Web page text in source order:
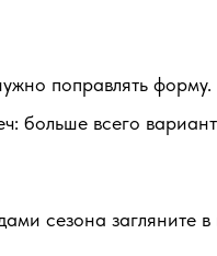
поправлять форму.
больше всего
сезона загляните в